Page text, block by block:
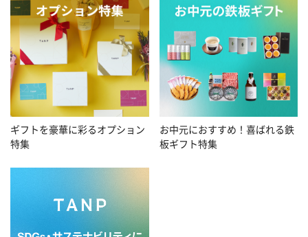
ギフトを豪華に彩るオプション
特集
お中元におすすめ！喜ばれる鉄
板ギフト特集